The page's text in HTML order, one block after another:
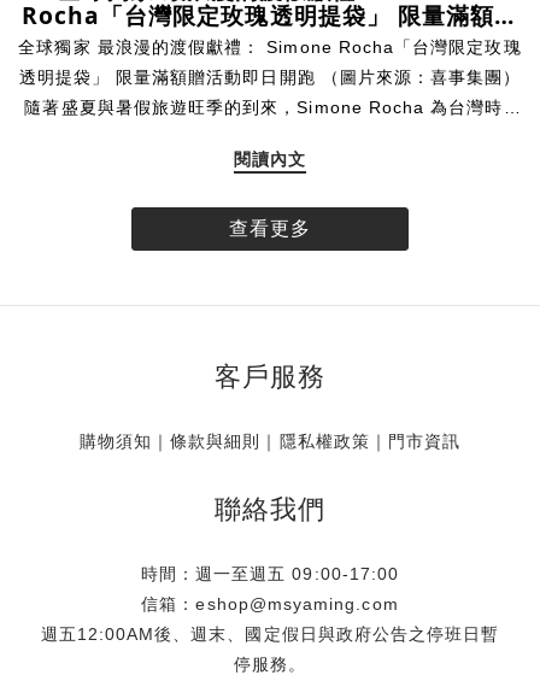
Rocha「台灣限定玫瑰透明提袋」 限量滿額贈
活動即日開跑
全球獨家 最浪漫的渡假獻禮： Simone Rocha「台灣限定玫瑰
透明提袋」 限量滿額贈活動即日開跑 （圖片來源：喜事集團）
隨著盛夏與暑假旅遊旺季的到來，Simone Rocha 為台灣時尚
性的唯美玫瑰圖樣與透明提袋設計，創造海濱清透、無憂無慮
提袋」。即日起，凡於 Simone Rocha 台灣實體門市與線上官
品，將具代表性之一的單朵玫瑰，細緻呈現於充滿渡假輕盈氣
即使漫步於沙灘，也有最迷人的玫瑰相伴，展現獨樹一幟的個
納不僅具備極高美感，這款「台灣限定玫瑰透明提袋」更從渡
鏡、海灘巾等海邊出遊必備小物．甚至是小孩的玩具、拍照出
閱讀內文
查看更多
客戶服務
購物須知 ｜條款與細則 ｜ 隱私權政策 ｜ 門市資訊
聯絡我們
時間：週一至週五 09:00-17:00
信箱：eshop@msyaming.com
週五12:00AM後、週末、國定假日與政府公告之停班日暫
停服務。